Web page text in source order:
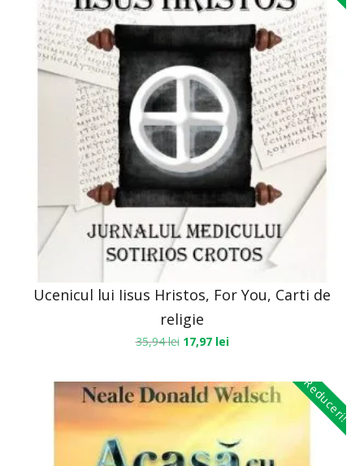
Ucenicul lui Iisus Hristos, For You, Carti de
religie
35,94lei 17,97 lei
Reduceri!